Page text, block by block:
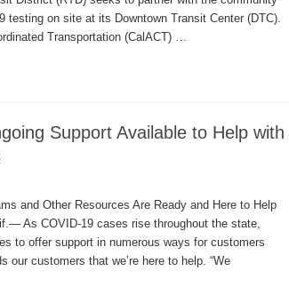
on site at its Downtown Transit Center (DTC).
Transportation (CalACT) …
Support Available to Help with
and Other Resources Are Ready and Here to Help
As COVID-19 cases rise throughout the state,
to offer support in numerous ways for customers
our customers that we’re here to help. “We